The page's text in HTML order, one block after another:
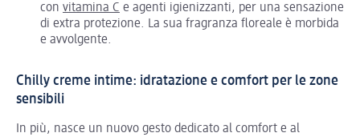
con vitamina C e agenti igienizzanti, per una sensazione
di extra protezione. La sua fragranza floreale è morbida
e avvolgente.
Chilly creme intime: idratazione e comfort per le zone
sensibili
In più, nasce un nuovo gesto dedicato al comfort e al